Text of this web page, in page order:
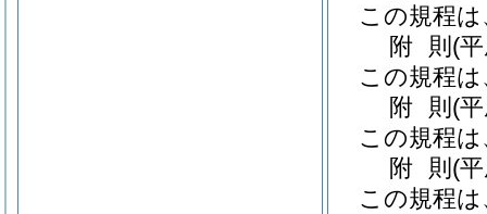
この規程
附 則 (
この規程
附 則 (
この規程
附 則 (
この規程